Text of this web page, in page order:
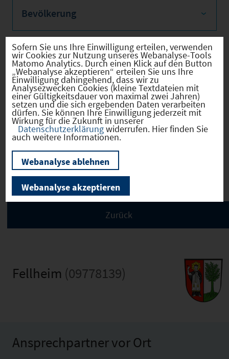
Bevölkerung
Sozialvers. Beschäftigte
Verkehrsinfrastruktur
Kommunale Infrastruktur
Fellheim (09778139)
Ansprechpartner vor Ort
Sofern Sie uns Ihre Einwilligung erteilen, verwenden
wir Cookies zur Nutzung unseres Webanalyse-Tools
Matomo Analytics. Durch einen Klick auf den Button
„Webanalyse akzeptieren“ erteilen Sie uns Ihre
Einwilligung dahingehend, dass wir zu
Analysezwecken Cookies (kleine Textdateien mit
einer Gültigkeitsdauer von maximal zwei Jahren)
setzen und die sich ergebenden Daten verarbeiten
dürfen. Sie können Ihre Einwilligung jederzeit mit
Wirkung für die Zukunft in unserer
Datenschutzerklärungwiderrufen. Hier finden Sie
auch weitere Informationen.
Webanalyse ablehnen
Webanalyse akzeptieren